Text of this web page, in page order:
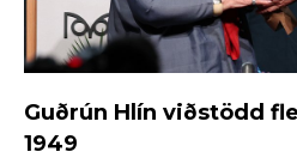
Guðrún Hlín viðstödd
1949